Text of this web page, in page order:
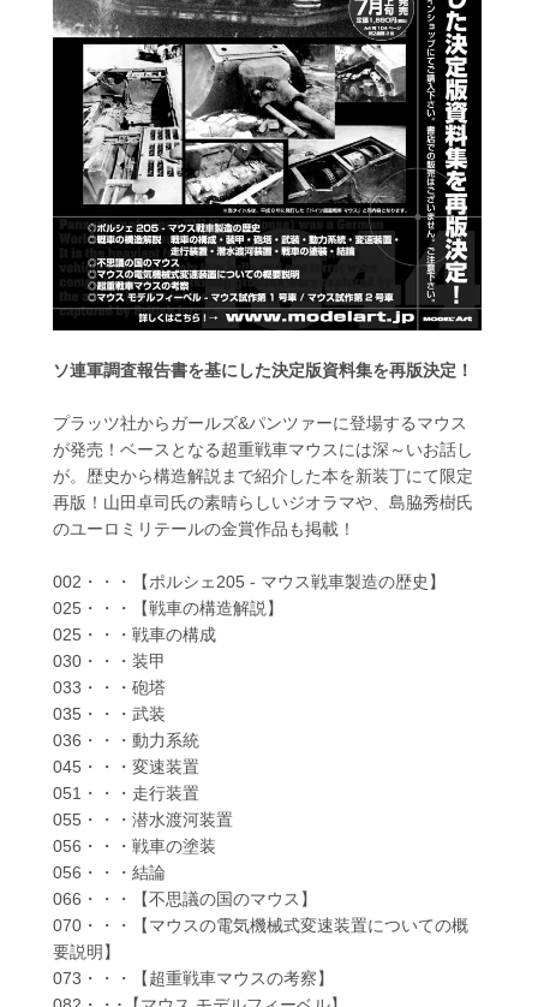
ソ連軍調査報告書を基にした決定版資料集を再版決定！
プラッツ社からガールズ&パンツァーに登場するマウス
が発売！ベースとなる超重戦車マウスには深～いお話し
が。歴史から構造解説まで紹介した本を新装丁にて限定
再版！山田卓司氏の素晴らしいジオラマや、島脇秀樹氏
のユーロミリテールの金賞作品も掲載！
002・・・【ポルシェ205 - マウス戦車製造の歴史】
025・・・【戦車の構造解説】
025・・・戦車の構成
030・・・装甲
033・・・砲塔
035・・・武装
036・・・動力系統
045・・・変速装置
051・・・走行装置
055・・・潜水渡河装置
056・・・戦車の塗装
056・・・結論
066・・・【不思議の国のマウス】
070・・・【マウスの電気機械式変速装置についての概
要説明】
073・・・【超重戦車マウスの考察】